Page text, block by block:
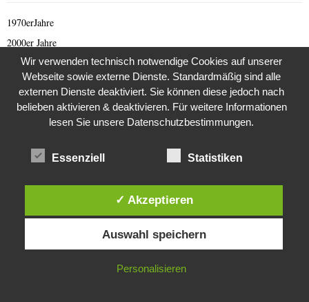
1970erJahre
2000er Jahre
419 er Scam (deutsch)
419 Scam (English)
Afghanistan
Animal Scam
Antarktis
Archäologie
Diese Website verwendet Cookies. Durch die weitere Nutzung dieser
Website stimmst du der Verwendung von Cookies zu.
IN ORDNUNG
Wir verwenden technisch notwendige Cookies auf unserer
Webseite sowie externe Dienste. Standardmäßig sind alle
externen Dienste deaktiviert. Sie können diese jedoch nach
belieben aktivieren & deaktivieren. Für weitere Informationen
lesen Sie unsere Datenschutzbestimmungen.
Essenziell Statistiken
✓ Akzeptieren
Auswahl speichern
Personalisieren